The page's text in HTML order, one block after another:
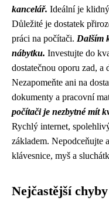
kancelář. Ideální je
Důležité je dostatek
práci na počítači. Dalším
nábytku. Investujte do
dostatečnou oporu zad, a
Nezapomeňte ani na
dokumenty a pracovní
počítači je nezbytné mít
Rychlý internet,
základem. Nepodceňujte
klávesnice, myš a
Nejčastější